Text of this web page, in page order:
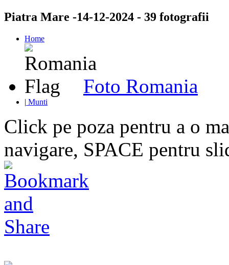
Piatra Mare -14-12-2024 - 39 fotografii
Home
Foto Romania
| Munti
Click pe poza pentru a o
navigare, SPACE pentru